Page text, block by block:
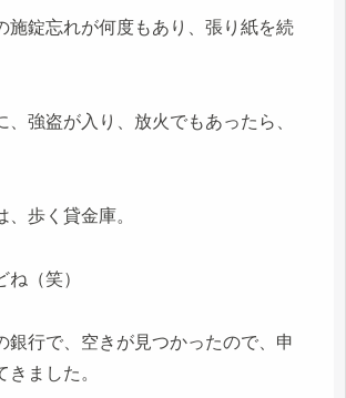
施錠忘れが何度もあり、張り紙を続
、強盗が入り、放火でもあったら、
、歩く貸金庫。
ね（笑）
銀行で、空きが見つかったので、申
きました。